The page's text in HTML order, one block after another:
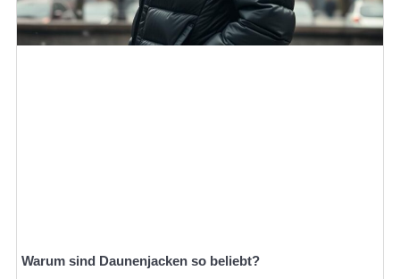
Warum sind Daunenjacken so beliebt?